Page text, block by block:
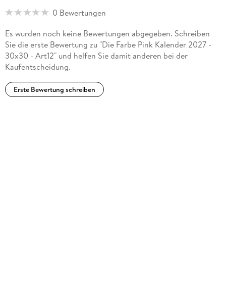
0 Bewertungen
Es wurden noch keine Bewertungen abgegeben. Schreiben
Sie die erste Bewertung zu "Die Farbe Pink Kalender 2027 -
30x30 - Art12" und helfen Sie damit anderen bei der
Kaufentscheidung.
Erste Bewertung schreiben